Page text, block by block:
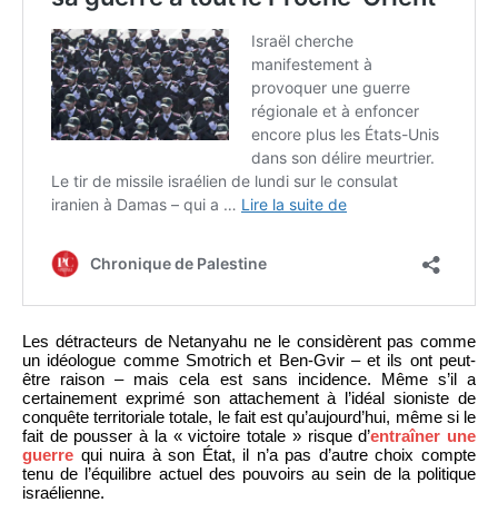
Les détracteurs de Netanyahu ne le considèrent pas comme
un idéologue comme Smotrich et Ben-Gvir – et ils ont peut-
être raison – mais cela est sans incidence. Même s’il a
certainement exprimé son attachement à l’idéal sioniste de
conquête territoriale totale, le fait est qu’aujourd’hui, même si le
fait de pousser à la « victoire totale » risque d’entraîner une
guerre qui nuira à son État, il n’a pas d’autre choix compte
tenu de l’équilibre actuel des pouvoirs au sein de la politique
israélienne.